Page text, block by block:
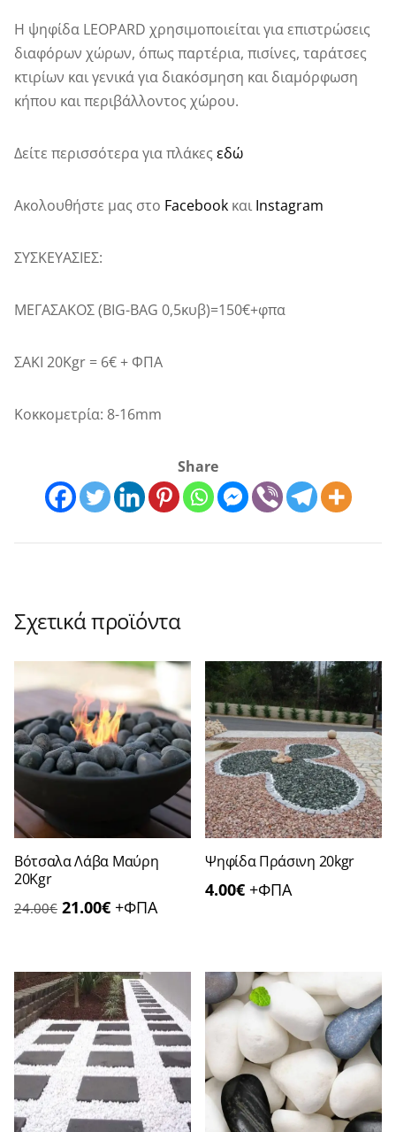
Η ψηφίδα LEOPARD χρησιμοποιείται για επιστρώσεις
διαφόρων χώρων, όπως παρτέρια, πισίνες, ταράτσες
κτιρίων και γενικά για διακόσμηση και διαμόρφωση
κήπου και περιβάλλοντος χώρου.
Δείτε περισσότερα για πλάκες εδώ
Ακολουθήστε μας στο Facebook και Instagram
ΣΥΣΚΕΥΑΣΙΕΣ:
ΜΕΓΑΣΑΚΟΣ (BIG-BAG 0,5κυβ)=150€+φπα
ΣΑΚΙ 20Kgr = 6€ + ΦΠΑ
Κοκκομετρία: 8-16mm
Share
Σχετικά προϊόντα
Βότσαλα Λάβα Μαύρη
20Kgr
24.00€ Original
24.00€.
21.00€Η
είναι:
21.00€.
+ΦΠΑ
Ψηφίδα Πράσινη 20kgr
4.00€ +ΦΠΑ